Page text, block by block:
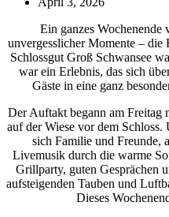
Ein ganzes
unvergesslicher Momente –
Schlossgut Groß Schwansee
war ein Erlebnis, das sich
Gäste in eine ganz
Der Auftakt begann am Freitag
auf der Wiese vor dem
sich Familie und Freunde,
Livemusik durch die warme
Grillparty, guten Gesprächen
aufsteigenden Tauben und
Dieses